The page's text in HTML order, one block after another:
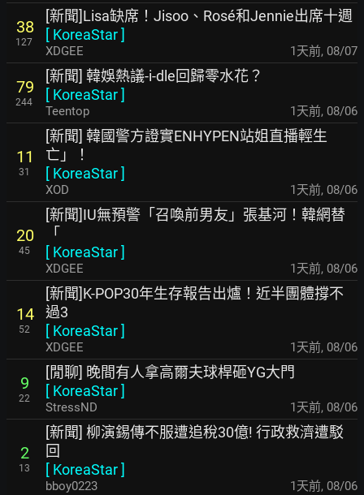
38
127
[新聞]Lisa缺席！Jisoo、Rosé和Jennie出席十週
[ KoreaStar]
XDGEE 1天前, 08/07
79
244
[新聞] 韓娛熱議-i-dle回歸零水花？
[ KoreaStar]
Teentop 1天前, 08/06
11
31
[新聞] 韓國警方證實ENHYPEN站姐直播輕生
亡」！
[ KoreaStar]
XOD 1天前, 08/06
20
45
[新聞]IU無預警「召喚前男友」張基河！韓網替
「
[ KoreaStar]
XDGEE 1天前, 08/06
14
52
[新聞]K-POP30年生存報告出爐！近半團體撐不
過3
[ KoreaStar]
XDGEE 1天前, 08/06
9
22
[閒聊] 晚間有人拿高爾夫球桿砸YG大門
[ KoreaStar]
StressND 1天前, 08/06
2
13
[新聞] 柳演錫傳不服遭追稅30億! 行政救濟遭駁
回
[ KoreaStar]
bboy0223 1天前, 08/06